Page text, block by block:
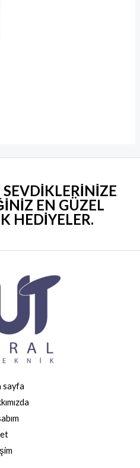
EN GÜZEL
HEDİYELER.
sayfa